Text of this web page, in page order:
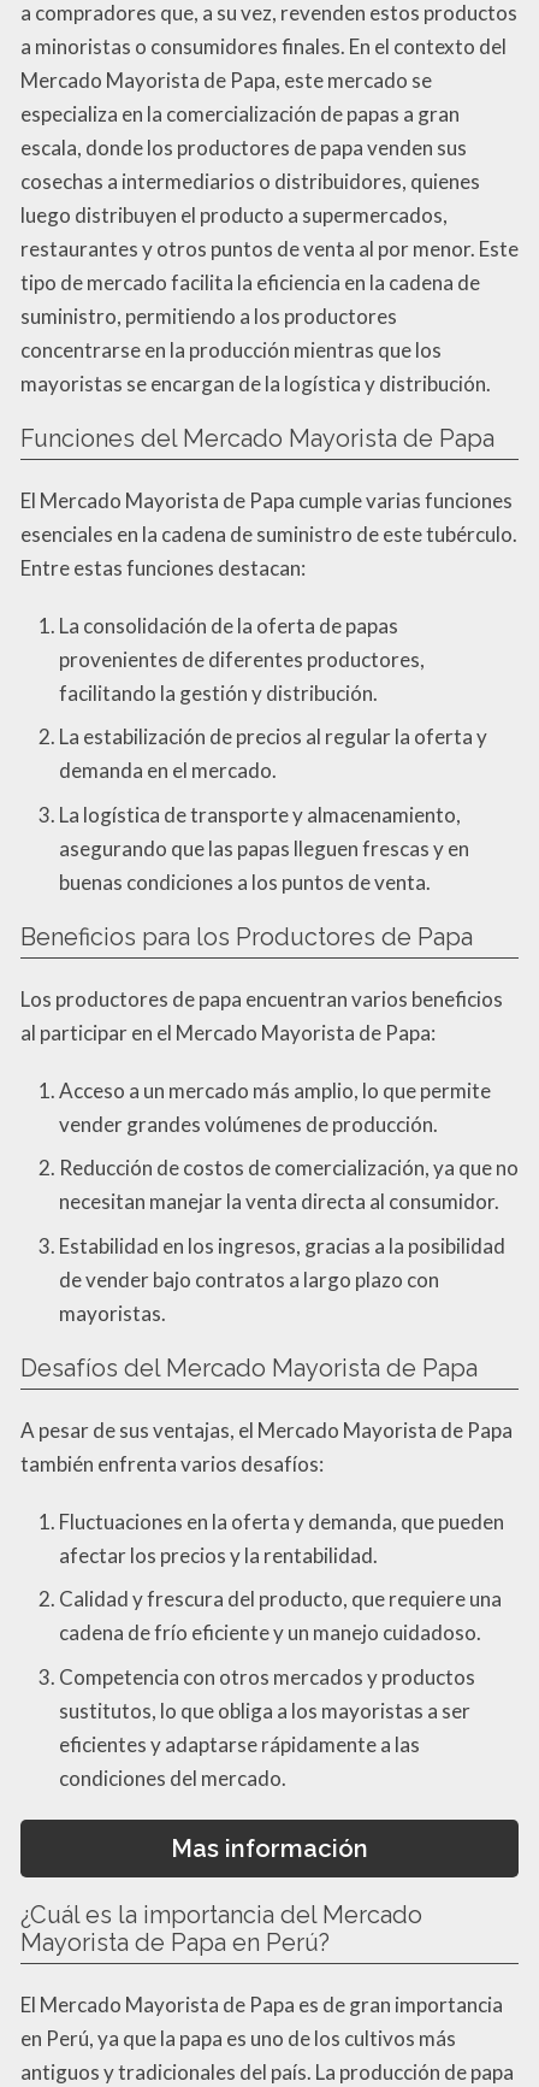
a compradores que, a su vez, revenden estos productos
a minoristas o consumidores finales. En el contexto del
Mercado Mayorista de Papa, este mercado se
especializa en la comercialización de papas a gran
escala, donde los productores de papa venden sus
cosechas a intermediarios o distribuidores, quienes
luego distribuyen el producto a supermercados,
restaurantes y otros puntos de venta al por menor. Este
tipo de mercado facilita la eficiencia en la cadena de
suministro, permitiendo a los productores
concentrarse en la producción mientras que los
mayoristas se encargan de la logística y distribución.
Funciones del Mercado Mayorista de Papa
El Mercado Mayorista de Papa cumple varias funciones
esenciales en la cadena de suministro de este tubérculo.
Entre estas funciones destacan:
La consolidación de la oferta de papas
provenientes de diferentes productores,
facilitando la gestión y distribución.
La estabilización de precios al regular la oferta y
demanda en el mercado.
La logística de transporte y almacenamiento,
asegurando que las papas lleguen frescas y en
buenas condiciones a los puntos de venta.
Beneficios para los Productores de Papa
Los productores de papa encuentran varios beneficios
al participar en el Mercado Mayorista de Papa:
Acceso a un mercado más amplio, lo que permite
vender grandes volúmenes de producción.
Reducción de costos de comercialización, ya que no
necesitan manejar la venta directa al consumidor.
Estabilidad en los ingresos, gracias a la posibilidad
de vender bajo contratos a largo plazo con
mayoristas.
Desafíos del Mercado Mayorista de Papa
A pesar de sus ventajas, el Mercado Mayorista de Papa
también enfrenta varios desafíos:
Fluctuaciones en la oferta y demanda, que pueden
afectar los precios y la rentabilidad.
Calidad y frescura del producto, que requiere una
cadena de frío eficiente y un manejo cuidadoso.
Competencia con otros mercados y productos
sustitutos, lo que obliga a los mayoristas a ser
eficientes y adaptarse rápidamente a las
condiciones del mercado.
Mas información
¿Cuál es la importancia del Mercado
Mayorista de Papa en Perú?
El Mercado Mayorista de Papa es de gran importancia
en Perú, ya que la papa es uno de los cultivos más
antiguos y tradicionales del país. La producción de papa